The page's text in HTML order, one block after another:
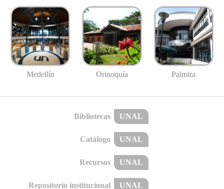
Medellín Orinoquía Palmira
Bibliotecas UNAL
Catálogo UNAL
Recursos UNAL
Repositorio institucional UNAL